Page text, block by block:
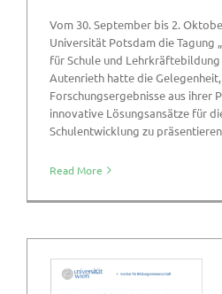
Vom 30. September bis 2.
Universität Potsdam die Tagung
für Schule und
Autenrieth hatte die
Forschungsergebnisse aus ihrer
innovative Lösungsansätze für
Schulentwicklung zu
Read More